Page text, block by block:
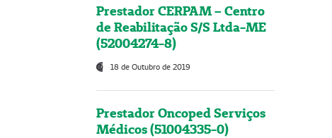
Prestador CERPAM – Centro
de Reabilitação S/S Ltda-ME
(52004274-8)
18 de Outubro de 2019
Prestador Oncoped Serviços
Médicos (51004335-0)